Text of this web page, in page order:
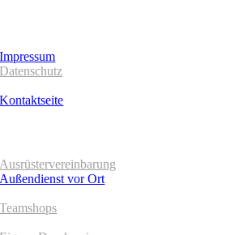
Impressum
Datenschutz
Kontaktseite
Ausrüstervereinbarung
Außendienst vor Ort
Teamshops